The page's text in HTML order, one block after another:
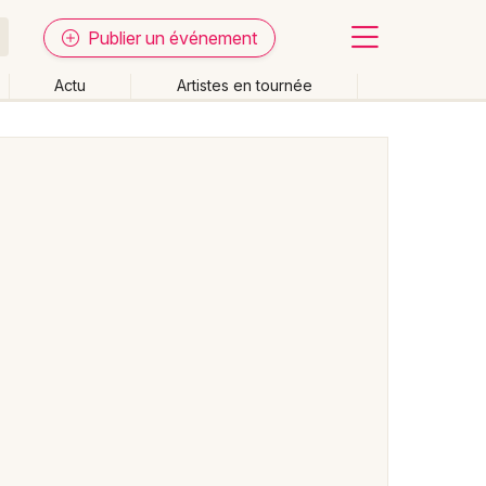
Publier un événement
Actu Artistes en tournée